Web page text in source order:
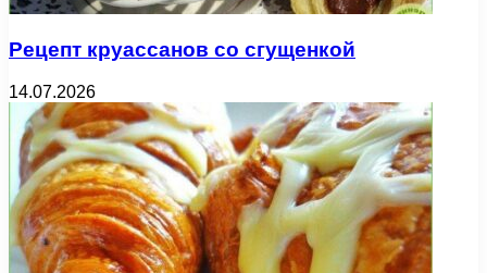
Рецепт круассанов со сгущенкой
14.07.2026